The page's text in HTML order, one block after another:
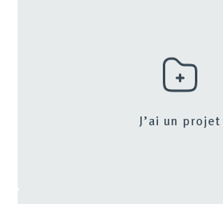
J’ai un projet